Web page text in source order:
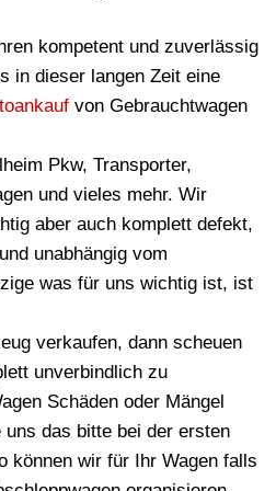
kompetent und zuverlässig
in dieser langen Zeit eine
von Gebrauchtwagen
Pkw, Transporter,
und vieles mehr. Wir
aber auch komplett defekt,
unabhängig vom
was für uns wichtig ist, ist
verkaufen, dann scheuen
unverbindlich zu
Schäden oder Mängel
das bitte bei der ersten
können wir für Ihr Wagen falls